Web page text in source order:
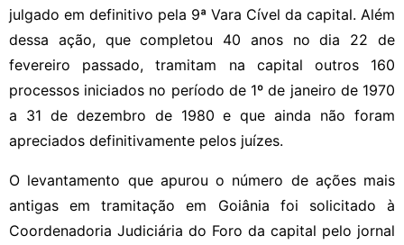
julgado em definitivo pela 9ª Vara Cível da capital. Além
dessa ação, que completou 40 anos no dia 22 de
fevereiro passado, tramitam na capital outros 160
processos iniciados no período de 1º de janeiro de 1970
a 31 de dezembro de 1980 e que ainda não foram
apreciados definitivamente pelos juízes.
O levantamento que apurou o número de ações mais
antigas em tramitação em Goiânia foi solicitado à
Coordenadoria Judiciária do Foro da capital pelo jornal